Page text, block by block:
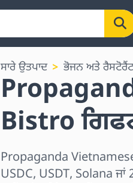
ਸਾਰੇ ਉਤਪਾਦ ਭੋਜਨ ਅਤੇ ਰੈਸਟੋਰੈਂਟ
Bistro
Propaganda
USDC, USDT, Solana